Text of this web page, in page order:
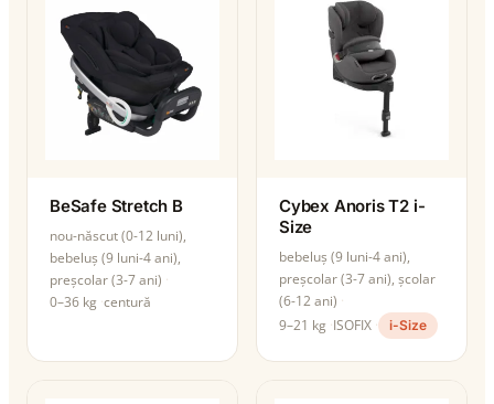
BeSafe Stretch B
nou-născut (0-12 luni),
bebeluș (9 luni-4 ani),
preșcolar (3-7 ani)
0–36 kg centură
Cybex Anoris T2 i-
Size
bebeluș (9 luni-4 ani),
preșcolar (3-7 ani), școlar
(6-12 ani)
9–21 kg ISOFIX i-Size